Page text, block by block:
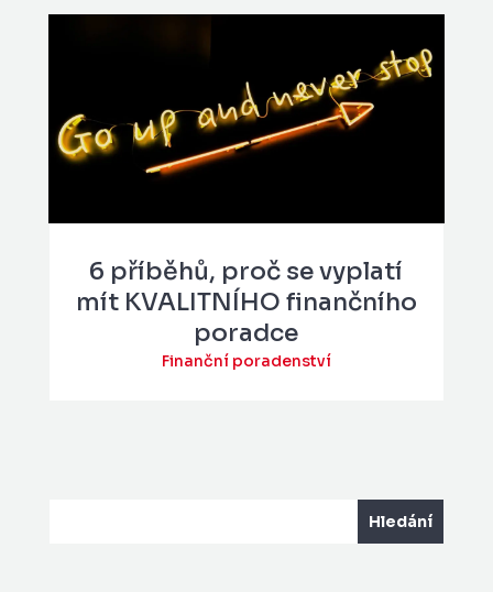
6 příběhů, proč se vyplatí
mít KVALITNÍHO finančního
poradce
Finanční poradenství